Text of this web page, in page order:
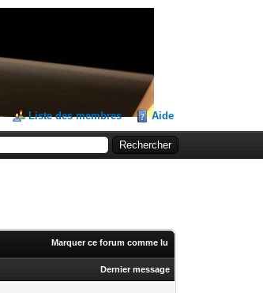
Liste des membres Aide
Marquer ce forum comme lu
Dernier message